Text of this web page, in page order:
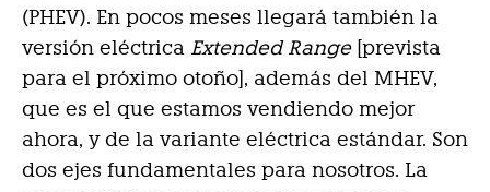
(PHEV). En pocos meses llegará también la
versión eléctrica Extended Range[prevista
para el próximo otoño], además del MHEV,
que es el que estamos vendiendo mejor
ahora, y de la variante eléctrica estándar. Son
dos ejes fundamentales para nosotros. La